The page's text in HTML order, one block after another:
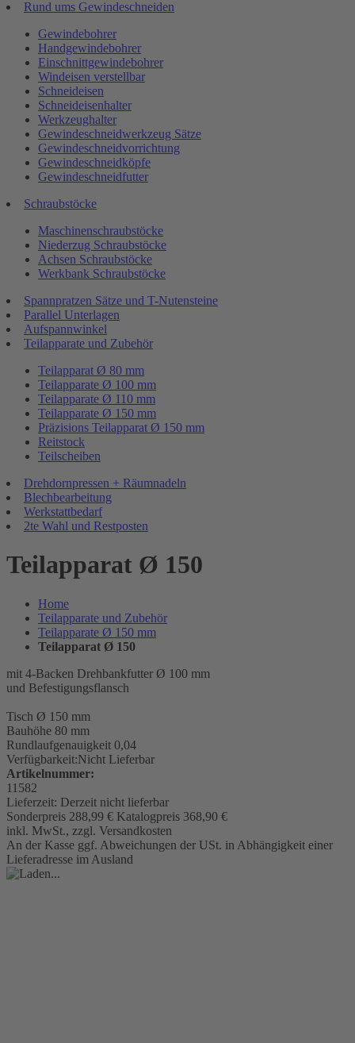
Rund ums Gewindeschneiden
Gewindebohrer
Handgewindebohrer
Einschnittgewindebohrer
Windeisen verstellbar
Schneideisen
Schneideisenhalter
Werkzeughalter
Gewindeschneidwerkzeug Sätze
Gewindeschneidvorrichtung
Gewindeschneidköpfe
Gewindeschneidfutter
Schraubstöcke
Maschinenschraubstöcke
Niederzug Schraubstöcke
Achsen Schraubstöcke
Werkbank Schraubstöcke
Spannpratzen Sätze und T-Nutensteine
Parallel Unterlagen
Aufspannwinkel
Teilapparate und Zubehör
Teilapparat Ø 80 mm
Teilapparate Ø 100 mm
Teilapparate Ø 110 mm
Teilapparate Ø 150 mm
Präzisions Teilapparat Ø 150 mm
Reitstock
Teilscheiben
Drehdornpressen + Räumnadeln
Blechbearbeitung
Werkstattbedarf
2te Wahl und Restposten
Teilapparat Ø 150
Home
Teilapparate und Zubehör
Teilapparate Ø 150 mm
Teilapparat Ø 150
mit 4-Backen Drehbankfutter Ø 100 mm
und Befestigungsflansch
Tisch Ø 150 mm
Bauhöhe 80 mm
Rundlaufgenauigkeit 0,04
Verfügbarkeit:Nicht Lieferbar
Artikelnummer:
11582
Lieferzeit: Derzeit nicht lieferbar
Sonderpreis 288,99 € Katalogpreis 368,90 €
inkl. MwSt., zzgl. Versandkosten
An der Kasse ggf. Abweichungen der USt. in Abhängigkeit einer
Lieferadresse im Ausland